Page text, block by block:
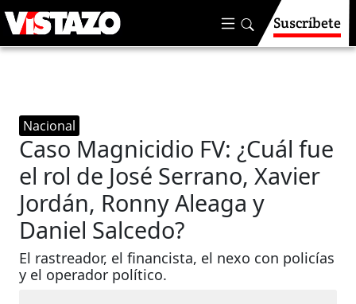
Suscríbete
Nacional
Caso Magnicidio FV: ¿Cuál fue
el rol de José Serrano, Xavier
Jordán, Ronny Aleaga y
Daniel Salcedo?
El rastreador, el financista, el nexo con policías
y el operador político.